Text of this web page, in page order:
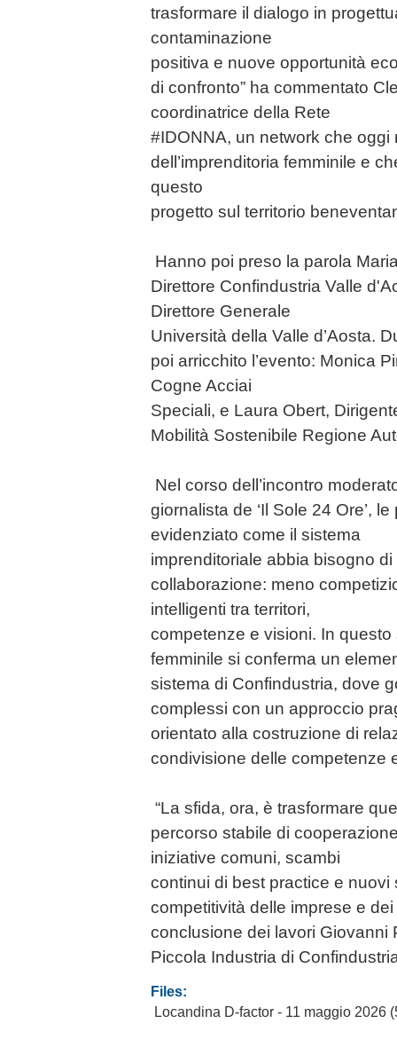
trasformare il dialogo in
contaminazione
positiva e nuove opportunità
di confronto” ha commentato
coordinatrice della Rete
#IDONNA, un network che
dell’imprenditoria femminile e
questo
progetto sul territorio
Hanno poi preso la parola
Direttore Confindustria Valle
Direttore Generale
Università della Valle d’Aosta.
poi arricchito l’evento: Monica
Cogne Acciai
Speciali, e Laura Obert,
Mobilità Sostenibile Regione
Nel corso dell’incontro
giornalista de ‘Il Sole 24 Ore’,
evidenziato come il sistema
imprenditoriale abbia bisogno
collaborazione: meno
intelligenti tra territori,
competenze e visioni. In
femminile si conferma un
sistema di Confindustria, dove
complessi con un approccio
orientato alla costruzione di
condivisione delle competenze
“La sfida, ora, è trasformare
percorso stabile di
iniziative comuni, scambi
continui di best practice e nuovi
competitività delle imprese e
conclusione dei lavori Giovanni
Piccola Industria di
Files:
Locandina D-factor - 11 maggio 2026